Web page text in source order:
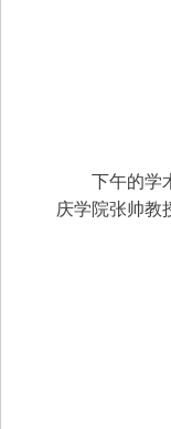
下午的
庆学院张帅教